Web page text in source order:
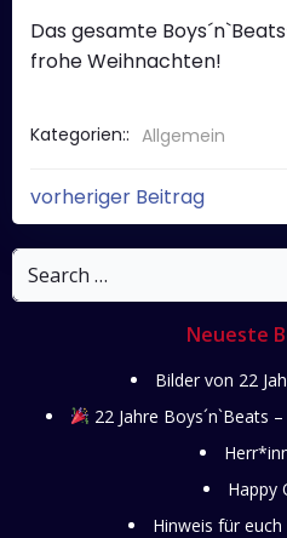
Das gesamte
frohe Weihnachten!
Kategorien:: Allgemein
Post
vorheriger Beitrag
Search
for:
Neueste
Bilder von 22
22 Jahre Boys´n`Beats
Happy
Hinweis für